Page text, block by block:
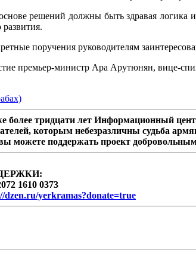
решений должны быть здравая логика
поручения руководителям
премьер-министр Ара Арутюнян, вице-
более тридцати лет Информационный
которым небезразличны судьба
можете поддержать проект
1610 0373
dzen.ru/yerkramas?donate=true